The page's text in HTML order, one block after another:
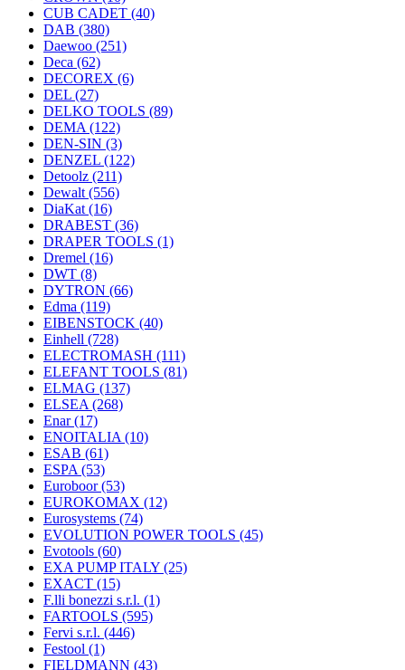
CUB CADET (40)
DAB (380)
Daewoo (251)
Deca (62)
DECOREX (6)
DEL (27)
DELKO TOOLS (89)
DEMA (122)
DEN-SIN (3)
DENZEL (122)
Detoolz (211)
Dewalt (556)
DiaKat (16)
DRABEST (36)
DRAPER TOOLS (1)
Dremel (16)
DWT (8)
DYTRON (66)
Edma (119)
EIBENSTOCK (40)
Einhell (728)
ELECTROMASH (111)
ELEFANT TOOLS (81)
ELMAG (137)
ELSEA (268)
Enar(17)
ENOITALIA (10)
ESAB (61)
ESPA (53)
Euroboor(53)
EUROKOMAX (12)
Eurosystems (74)
EVOLUTION POWER TOOLS (45)
Evotools (60)
EXA PUMP ITALY (25)
EXACT (15)
F.lli bonezzi s.r.l. (1)
FARTOOLS (595)
Fervi s.r.l. (446)
Festool (1)
FIELDMANN (43)